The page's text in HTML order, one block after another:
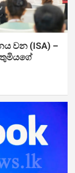
වන (ISA) –